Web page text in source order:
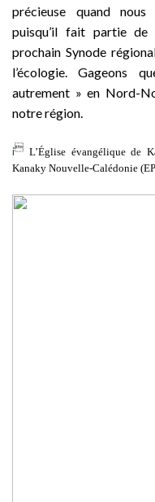
précieuse quand nous
puisqu’il fait partie de
prochain Synode
l’écologie. Gageons
autrement » en Nord-
notre région.
i L’Église évangélique de
Kanaky Nouvelle-Calédonie